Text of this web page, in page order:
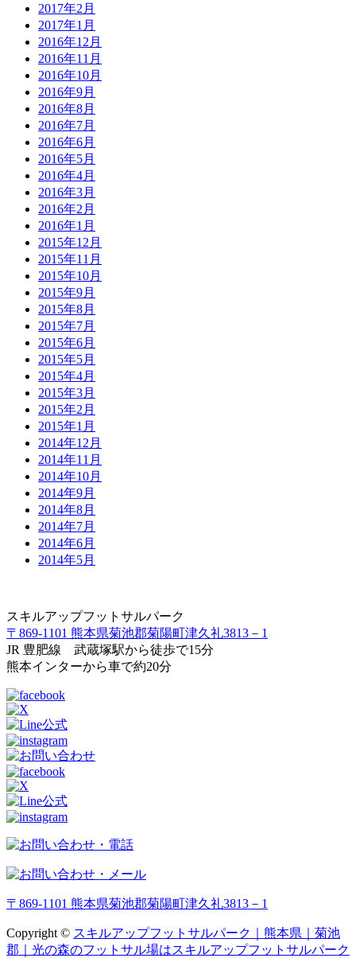
2017年2月
2017年1月
2016年12月
2016年11月
2016年10月
2016年9月
2016年8月
2016年7月
2016年6月
2016年5月
2016年4月
2016年3月
2016年2月
2016年1月
2015年12月
2015年11月
2015年10月
2015年9月
2015年8月
2015年7月
2015年6月
2015年5月
2015年4月
2015年3月
2015年2月
2015年1月
2014年12月
2014年11月
2014年10月
2014年9月
2014年8月
2014年7月
2014年6月
2014年5月
スキルアップフットサルパーク
〒869-1101 熊本県菊池郡菊陽町津久礼3813－1
JR 豊肥線 武蔵塚駅から徒歩で15分
熊本インターから車で約20分
〒869-1101 熊本県菊池郡菊陽町津久礼3813－1
Copyright © スキルアップフットサルパーク｜熊本県｜菊池
郡｜光の森のフットサル場はスキルアップフットサルパーク